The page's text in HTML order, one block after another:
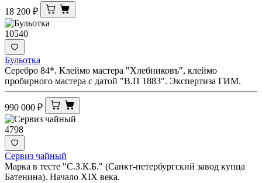
18 200 ₽
10540
Бульотка
Серебро 84*. Клеймо мастера "Хлебниковъ", клеймо
пробирного мастера с датой "В.П 1883". Экспертиза ГИМ.
990 000 ₽
4798
Сервиз чайный
Марка в тесте "С.З.К.Б." (Санкт-петербургский завод купца
Батенина). Начало XIX века.